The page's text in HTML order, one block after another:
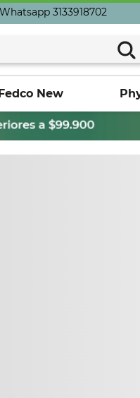
3133918702
New